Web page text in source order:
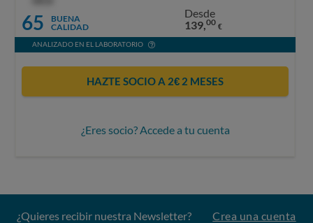
65
BUENA
CALIDAD
Desde
139,00 €
ANALIZADO EN EL LABORATORIO
HAZTE SOCIO A 2€ 2 MESES
¿Eres socio? Accede a tu cuenta
¿Quieres recibir nuestra Newsletter? Crea una cuenta